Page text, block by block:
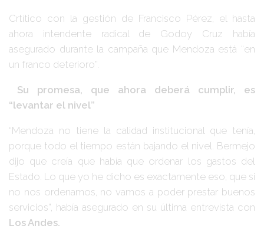
Crtítico con la gestión de Francisco Pérez, el hasta
ahora intendente radical de Godoy Cruz había
asegurado durante la campaña que Mendoza está “en
un franco deterioro”.
Su promesa, que ahora deberá cumplir, es
“levantar el nivel”
“Mendoza no tiene la calidad institucional que tenía,
porque todo el tiempo están bajando el nivel. Bermejo
dijo que creía que había que ordenar los gastos del
Estado. Lo que yo he dicho es exactamente eso, que si
no nos ordenamos, no vamos a poder prestar buenos
servicios”, había asegurado en su última entrevista con
Los Andes.